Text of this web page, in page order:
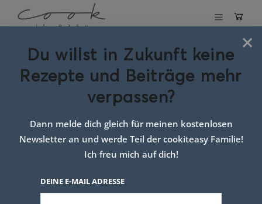
Schlagwort:tante
fanny pizza
rezept
×
Du willst in Zukunft keine
Rezepte und Beiträge mehr
verpassen?
Dann melde dich gleich für meinen kostenlosen
Newsletter an und werde Teil der cookiteasy Familie!
Ich freu mich auf dich!
DEINE E-MAIL ADRESSE